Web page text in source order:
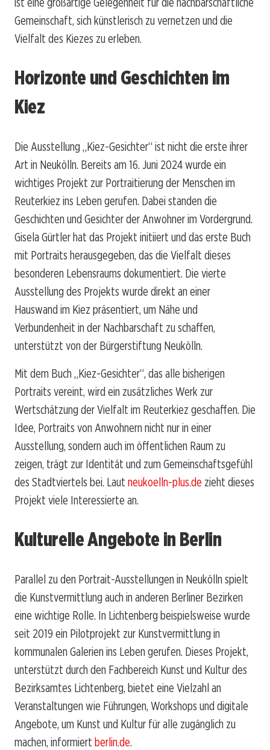
Gemeinschaft, sich künstlerisch zu vernetzen und die
Vielfalt des Kiezes zu erleben.
Horizonte und Geschichten im
Kiez
Die Ausstellung „Kiez-Gesichter“ ist nicht die erste ihrer
Art in Neukölln. Bereits am 16. Juni 2024 wurde ein
wichtiges Projekt zur Portraitierung der Menschen im
Reuterkiez ins Leben gerufen. Dabei standen die
Geschichten und Gesichter der Anwohner im Vordergrund.
Gisela Gürtler hat das Projekt initiiert und das erste Buch
mit Portraits herausgegeben, das die Vielfalt dieses
besonderen Lebensraums dokumentiert. Die vierte
Ausstellung des Projekts wurde direkt an einer
Hauswand im Kiez präsentiert, um Nähe und
Verbundenheit in der Nachbarschaft zu schaffen,
unterstützt von der Bürgerstiftung Neukölln.
Mit dem Buch „Kiez-Gesichter“, das alle bisherigen
Portraits vereint, wird ein zusätzliches Werk zur
Wertschätzung der Vielfalt im Reuterkiez geschaffen. Die
Idee, Portraits von Anwohnern nicht nur in einer
Ausstellung, sondern auch im öffentlichen Raum zu
zeigen, trägt zur Identität und zum Gemeinschaftsgefühl
des Stadtviertels bei. Laut neukoelln-plus.de zieht dieses
Projekt viele Interessierte an.
Kulturelle Angebote in Berlin
Parallel zu den Portrait-Ausstellungen in Neukölln spielt
die Kunstvermittlung auch in anderen Berliner Bezirken
eine wichtige Rolle. In Lichtenberg beispielsweise wurde
seit 2019 ein Pilotprojekt zur Kunstvermittlung in
kommunalen Galerien ins Leben gerufen. Dieses Projekt,
unterstützt durch den Fachbereich Kunst und Kultur des
Bezirksamtes Lichtenberg, bietet eine Vielzahl an
Veranstaltungen wie Führungen, Workshops und digitale
Angebote, um Kunst und Kultur für alle zugänglich zu
machen, informiert berlin.de.